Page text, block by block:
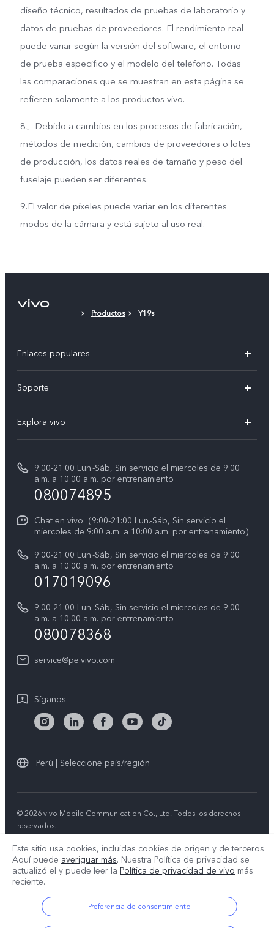
diseño técnico, resultados de pruebas de laboratorio y
datos de pruebas de proveedores. El rendimiento real
puede variar según la versión del software, el entorno
de prueba específico y el modelo del teléfono. Todas
las comparaciones que se muestran en esta página se
refieren solamente a los productos vivo.
8、Debido a cambios en los procesos de fabricación,
métodos de medición, cambios de proveedores o lotes
de producción, los datos reales de tamaño y peso del
fuselaje pueden ser diferentes.
9.El valor de píxeles puede variar en los diferentes
modos de la cámara y está sujeto al uso real.
Productos Y19s
Enlaces populares
Y39 5G
Soporte
Autenticación de IMEI
Consulta el Precio de los Repuestos
Manual del usuario
Progreso de la reparación
Instrucciones de la garantía de vivo
Declaración de privacidad de vivo
Explora vivo
La vida en vivo
Avisos legales
Acerca de nosotros
Centro de privacidad de vivo
9:00-21:00 Lun.-Sáb, Sin servicio el miercoles de 9:00
a.m. a 10:00 a.m. por entrenamiento
080074895
Chat en vivo（9:00-21:00 Lun.-Sáb, Sin servicio el
miercoles de 9:00 a.m. a 10:00 a.m. por entrenamiento）
9:00-21:00 Lun.-Sáb, Sin servicio el miercoles de 9:00
a.m. a 10:00 a.m. por entrenamiento
017019096
9:00-21:00 Lun.-Sáb, Sin servicio el miercoles de 9:00
a.m. a 10:00 a.m. por entrenamiento
080078368
service@pe.vivo.com
Síganos
Perú | Seleccione país/región
© 2026 vivo Mobile Communication Co., Ltd. Todos los derechos
reservados.
Política de privacidad | Política de cookies | Soporte de privacidad
Este sitio usa cookies, incluidas cookies de origen y de terceros.
Aquí puede averiguar más. Nuestra Política de privacidad se
actualizó el y puede leer la Política de privacidad de vivo más
reciente.
Preferencia de consentimiento